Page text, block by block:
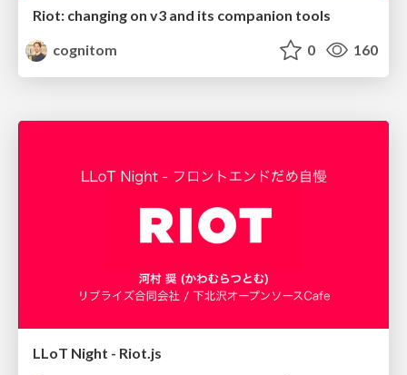
Riot: changing on v3 and its companion tools
cognitom
0 160
LLoT Night - Riot.js